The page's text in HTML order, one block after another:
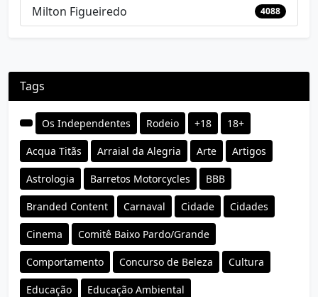
Milton Figueiredo 4088
Tags
Os Independentes Rodeio +18 18+
Acqua Titãs Arraial da Alegria Arte Artigos
Astrologia Barretos Motorcycles BBB
Branded Content Carnaval Cidade Cidades
Cinema Comitê Baixo Pardo/Grande
Comportamento Concurso de Beleza Cultura
Educação Educação Ambiental